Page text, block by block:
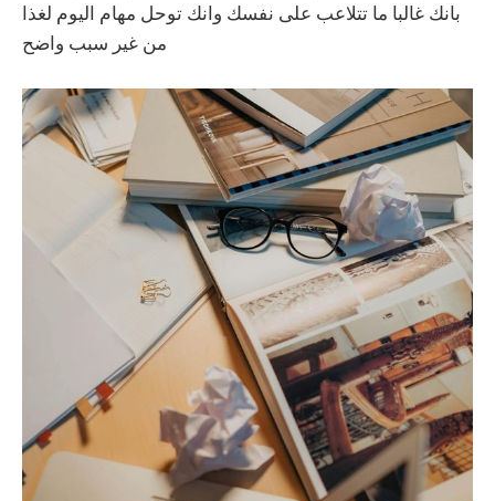
بانك غالبا ما تتلاعب على نفسك وانك توحل مهام اليوم لغذا
من غير سبب واضح